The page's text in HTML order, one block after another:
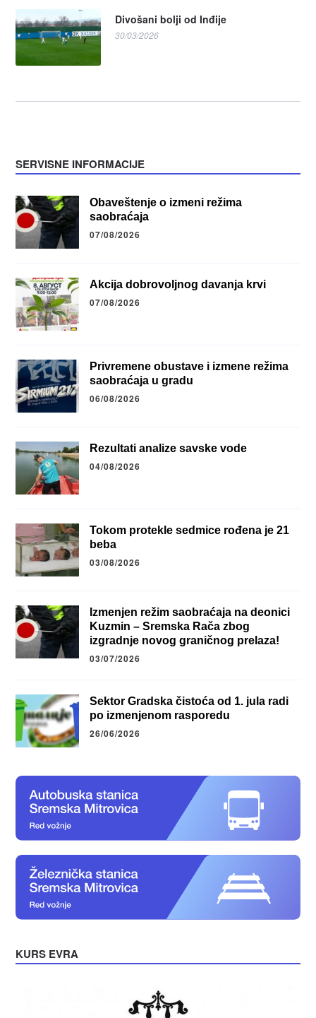
Divošani bolji od Inđije
30/03/2026
SERVISNE INFORMACIJE
Obaveštenje o izmeni režima
saobraćaja
07/08/2026
Akcija dobrovoljnog davanja krvi
07/08/2026
Privremene obustave i izmene režima
saobraćaja u gradu
06/08/2026
Rezultati analize savske vode
04/08/2026
Tokom protekle sedmice rođena je 21
beba
03/08/2026
Izmenjen režim saobraćaja na deonici
Kuzmin – Sremska Rača zbog
izgradnje novog graničnog prelaza!
03/07/2026
Sektor Gradska čistoća od 1. jula radi
po izmenjenom rasporedu
26/06/2026
KURS EVRA